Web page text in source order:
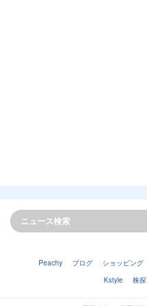
Peachy ブログ ショッピング
Kstyle
株探